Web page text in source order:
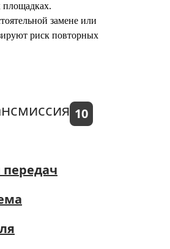
площадках.
замене или
риск повторных
10